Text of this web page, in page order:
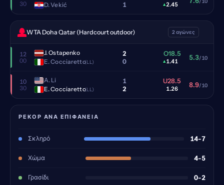
30
D. Vekić
1
▴2.45
WTA Doha Qatar (Hardcourt outdoor) 2 αγώνες
12
00
J. Ostapenko
E. Cocciaretto(LL)
2
0
O18.5
▴1.41 5.3/10
10
30
A. Li
E. Cocciaretto(LL)
1
2
U28.5
1.26 8.9/10
ΡΕΚΌΡ ΑΝΆ ΕΠΙΦΆΝΕΙΑ
Σκληρό 14-7
Χώμα 4-5
Γρασίδι 0-2